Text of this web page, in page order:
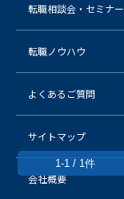
1-1 / 1件
転職相談会・セミナー
転職ノウハウ
よくあるご質問
サイトマップ
会社概要